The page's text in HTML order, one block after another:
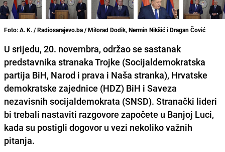
Foto: A. K. / Radiosarajevo.ba / Milorad Dodik, Nermin Nikšić i Dragan Čović
U srijedu, 20. novembra, održao se sastanak
predstavnika stranaka Trojke (Socijaldemokratska
partija BiH, Narod i prava i Naša stranka), Hrvatske
demokratske zajednice (HDZ) BiH i Saveza
nezavisnih socijaldemokrata (SNSD). Stranački lideri
bi trebali nastaviti razgovore započete u Banjoj Luci,
kada su postigli dogovor u vezi nekoliko važnih
pitanja.